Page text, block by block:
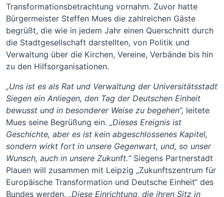
Transformationsbetrachtung vornahm. Zuvor hatte
Bürgermeister Steffen Mues die zahlreichen Gäste
begrüßt, die wie in jedem Jahr einen Querschnitt durch
die Stadtgesellschaft darstellten, von Politik und
Verwaltung über die Kirchen, Vereine, Verbände bis hin
zu den Hilfsorganisationen.
„Uns ist es als Rat und Verwaltung der Universitätsstadt
Siegen ein Anliegen, den Tag der Deutschen Einheit
bewusst und in besonderer Weise zu begehen“, leitete
Mues seine Begrüßung ein. „Dieses Ereignis ist
Geschichte, aber es ist kein abgeschlossenes Kapitel,
sondern wirkt fort in unsere Gegenwart, und, so unser
Wunsch, auch in unsere Zukunft.“ Siegens Partnerstadt
Plauen will zusammen mit Leipzig „Zukunftszentrum für
Europäische Transformation und Deutsche Einheit“ des
Bundes werden. „Diese Einrichtung, die ihren Sitz in